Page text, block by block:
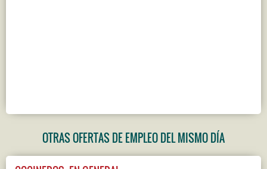
OTRAS OFERTAS DE EMPLEO DEL MISMO DÍA